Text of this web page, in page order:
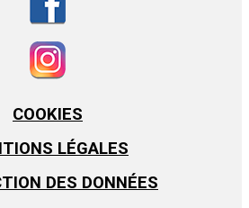
COOKIES
LÉGALES
DES DONNÉES